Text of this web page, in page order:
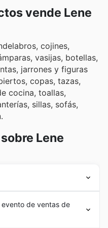
vende Lene
cojines,
vasijas, botellas,
jarrones y figuras
copas, tazas,
cocina, toallas,
sillas, sofás,
Lene
nombre de la empresa
de ser empleada de
de ventas de